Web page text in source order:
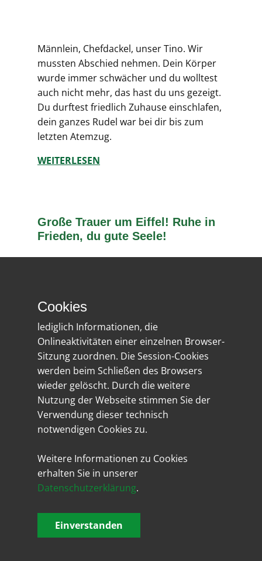
Männlein, Chefdackel, unser Tino. Wir
mussten Abschied nehmen. Dein Körper
wurde immer schwächer und du wolltest
auch nicht mehr, das hast du uns gezeigt.
Du durftest friedlich Zuhause einschlafen,
dein ganzes Rudel war bei dir bis zum
letzten Atemzug.
WEITERLESEN
Große Trauer um Eiffel! Ruhe in
Frieden, du gute Seele!
Cookies
lediglich Informationen, die
Onlineaktivitäten einer einzelnen Browser-
Sitzung zuordnen. Die Session-Cookies
werden beim Schließen des Browsers
wieder gelöscht. Durch die weitere
Nutzung der Webseite stimmen Sie der
Verwendung dieser technisch
notwendigen Cookies zu.
Weitere Informationen zu Cookies
erhalten Sie in unserer
Datenschutzerklärung.
Einverstanden